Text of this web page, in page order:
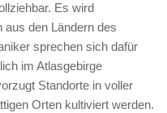
Es wird
den Ländern des
sprechen sich dafür
im Atlasgebirge
Standorte in voller
Orten kultiviert werden.